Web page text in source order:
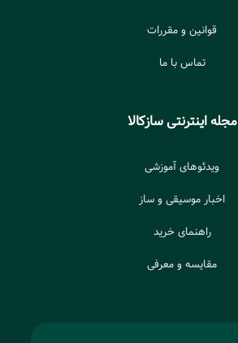
قوانین و مقررات
تماس با ما
مجله اینترنتی سازکالا
ویدئوهای آموزشی
اخبار موسیقی و ساز
راهنمای خرید
مقایسه و معرفی